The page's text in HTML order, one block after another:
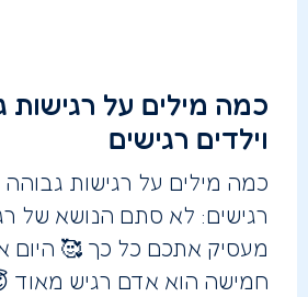
כמה מילים על רגישות
וילדים רגישים
כמה מילים על רגישות גבוהה
רגישים: לא סתם הנושא של
מעסיק אתכם כל כך 🥰 היום
חמישה הוא אדם רגיש